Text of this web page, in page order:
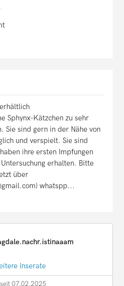
Sphynx-Kätzchen zu sehr
Sie sind gern in der Nähe von
und verspielt. Sie sind
ihre ersten Impfungen
erhalten. Bitte
über
whatspp...
Inserate
07.02.2025